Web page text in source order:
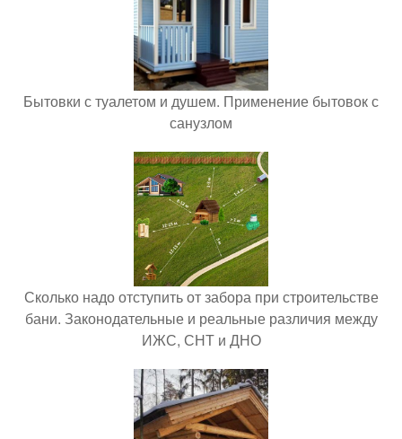
Бытовки с туалетом и душем. Применение бытовок с
санузлом
Сколько надо отступить от забора при строительстве
бани. Законодательные и реальные различия между
ИЖС, СНТ и ДНО